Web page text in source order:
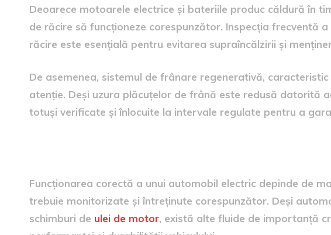
Deoarece motoarele electrice și bateriile produc căldură în
de răcire să funcționeze corespunzător. Inspecția frecventă
răcire este esențială pentru evitarea supraîncălzirii și
De asemenea, sistemul de frânare regenerativă,
atenție. Deși uzura plăcuțelor de frână este redusă datorită
totuși verificate și înlocuite la intervale regulate pentru a
Funcționarea corectă a unui automobil electric depinde de
trebuie monitorizate și întreținute corespunzător. Deși
schimburi de ulei de motor, există alte fluide de importanță